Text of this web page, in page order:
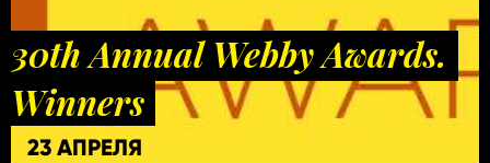
30th Annual Webby Awards.
Winners
23 АПРЕЛЯ